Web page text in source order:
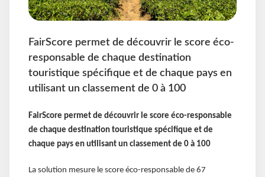
FairScore permet de découvrir le score éco-
responsable de chaque destination
touristique spécifique et de chaque pays en
utilisant un classement de 0 à 100
FairScore permet de découvrir le score éco-responsable
de chaque destination touristique spécifique et de
chaque pays en utilisant un classement de 0 à 100
La solution mesure le score éco-responsable de 67